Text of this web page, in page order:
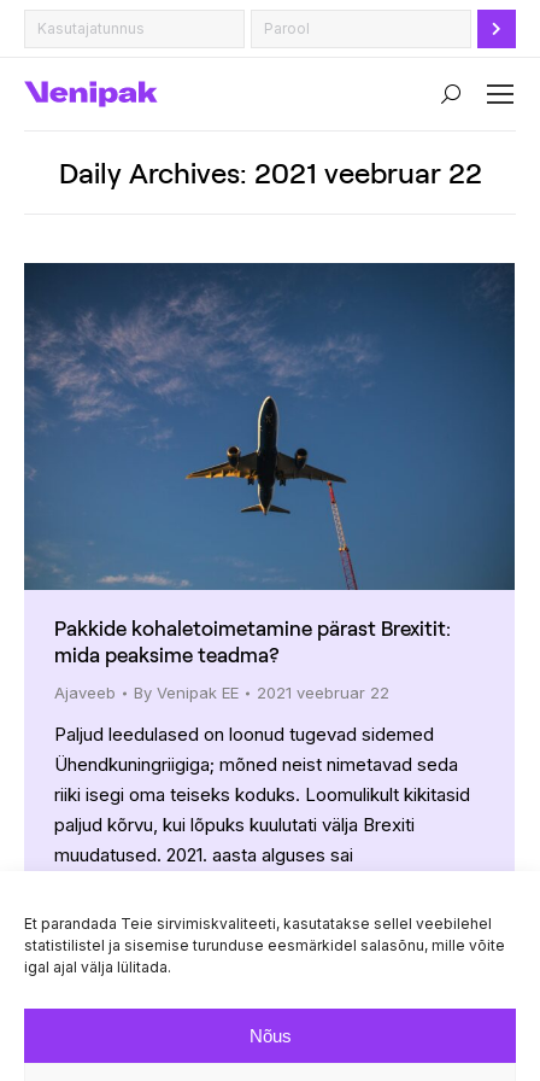
Et parandada Teie sirvimiskvaliteeti, kasutatakse sellel veebilehel
statistilistel ja sisemise turunduse eesmärkidel salasõnu, mille võite
igal ajal välja lülitada.
Nõus
Search:
Daily Archives: 2021 veebruar 22
Pakkide kohaletoimetamine pärast Brexitit:
mida peaksime teadma?
Ajaveeb By Venipak EE 2021 veebruar 22
Paljud leedulased on loonud tugevad sidemed
Ühendkuningriigiga; mõned neist nimetavad seda
riiki isegi oma teiseks koduks. Loomulikult kikitasid
paljud kõrvu, kui lõpuks kuulutati välja Brexiti
muudatused. 2021. aasta alguses sai
tähendab, et kehtima hakkasid uued pakiveo
eeskirjad. Ja kuigi internetis liigub palju teavet, pole
see kõik selge ja arusaadav.…